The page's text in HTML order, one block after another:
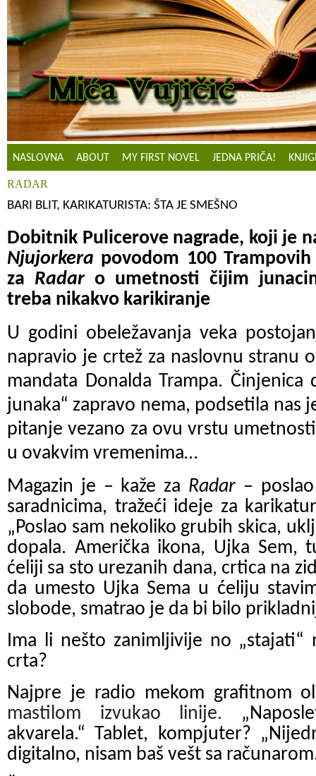
NASLOVNA ABOUT MY FIRST NOVEL JEDNA PRIČA!
RADAR
BARI BLIT, KARIKATURISTA: ŠTA JE SMEŠNO
Dobitnik Pulicerove nagrade, koji je
Njujorkera povodom 100
za Radaro umetnosti čijim
treba nikakvo karikiranje
U godini obeležavanja veka
napravio je crtež za naslovnu stranu
mandata Donalda Trampa.
junaka“ zapravo nema, podsetila nas
pitanje vezano za ovu vrstu
u ovakvim vremenima…
Magazin je – kaže za Radar –
saradnicima, tražeći ideje za
„Poslao sam nekoliko grubih skica,
dopala. Američka ikona, Ujka Sem,
ćeliji sa sto urezanih dana, crtica na
da umesto Ujka Sema u ćeliju
slobode, smatrao je da bi bilo
Ima li nešto zanimljivije no „stajati“
crta?
Najpre je radio mekom grafitnom
mastilom izvukao linije.
akvarela.“ Tablet, kompjuter?
digitalno, nisam baš vešt sa